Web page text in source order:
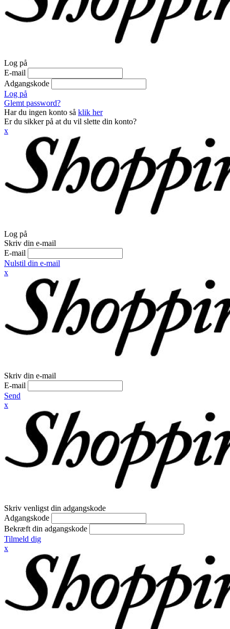
Log på
E-mail
Adgangskode
Log på
Glemt password?
Har du ingen konto så klik her
Er du sikker på at du vil slette din konto?
x
Log på
Skriv din e-mail
E-mail
Nulstil din e-mail
x
Skriv din e-mail
E-mail
Send
x
Skriv venligst din adgangskode
Adgangskode
Bekræft din adgangskode
Tilmeld dig
x